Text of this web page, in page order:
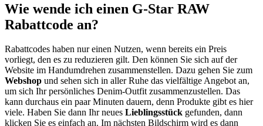
Wie wende ich einen G-Star RAW
Rabattcode an?
Rabattcodes haben nur einen Nutzen, wenn bereits ein Preis
vorliegt, den es zu reduzieren gilt. Den können Sie sich auf der
Website im Handumdrehen zusammenstellen. Dazu gehen Sie zum
Webshop und sehen sich in aller Ruhe das vielfältige Angebot an,
um sich Ihr persönliches Denim-Outfit zusammenzustellen. Das
kann durchaus ein paar Minuten dauern, denn Produkte gibt es hier
viele. Haben Sie dann Ihr neues Lieblingsstück gefunden, dann
klicken Sie es einfach an. Im nächsten Bildschirm wird es dann